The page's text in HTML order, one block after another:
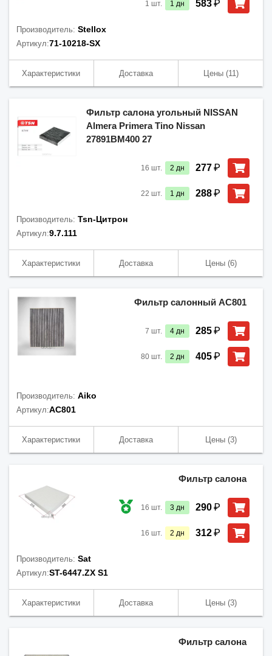
1 шт. 1 дн 583₽
Производитель: Stellox
Артикул:71-10218-SX
Характеристики Доставка Цены(11)
Фильтр салона угольный NISSAN
Almera Primera Tino Nissan
27891BM400 27
16 шт. 2 дн 277₽
22 шт. 1 дн 288₽
Производитель: Tsn-Цитрон
Артикул:9.7.111
Характеристики Доставка Цены(6)
Фильтр салонный AC801
7 шт. 4 дн 285₽
80 шт. 2 дн 405₽
Производитель: Aiko
Артикул:AC801
Характеристики Доставка Цены(3)
Фильтр салона
16 шт. 3 дн 290₽
16 шт. 2 дн 312₽
Производитель: Sat
Артикул:ST-6447.ZX S1
Характеристики Доставка Цены(3)
Фильтр салона